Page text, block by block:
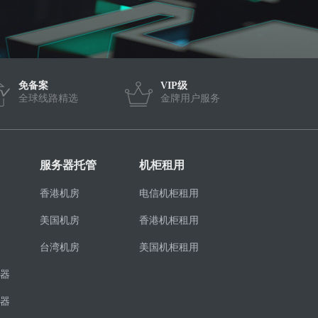
免备案
全球线路精选
VIP级
金牌用户服务
服务器托管
香港机房
美国机房
台湾机房
机柜租用
电信机柜租用
香港机柜租用
美国机柜租用